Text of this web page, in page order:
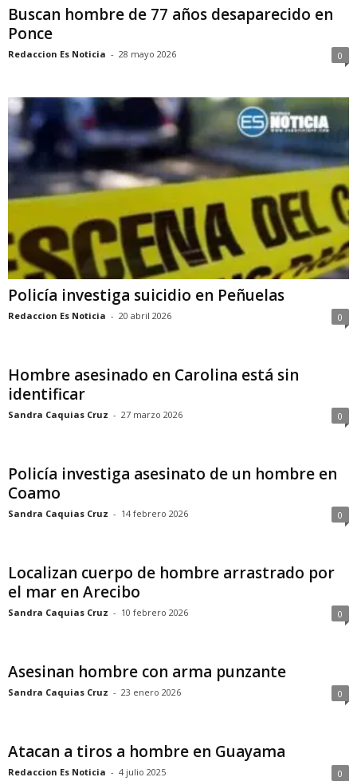
Buscan hombre de 77 años desaparecido en
Ponce
Redaccion Es Noticia - 28 mayo 2026 0
Policía investiga suicidio en Peñuelas
Redaccion Es Noticia - 20 abril 2026 0
Hombre asesinado en Carolina está sin
identificar
Sandra Caquias Cruz - 27 marzo 2026 0
Policía investiga asesinato de un hombre en
Coamo
Sandra Caquias Cruz - 14 febrero 2026 0
Localizan cuerpo de hombre arrastrado por
el mar en Arecibo
Sandra Caquias Cruz - 10 febrero 2026 0
Asesinan hombre con arma punzante
Sandra Caquias Cruz - 23 enero 2026 0
Atacan a tiros a hombre en Guayama
Redaccion Es Noticia - 4 julio 2025 0